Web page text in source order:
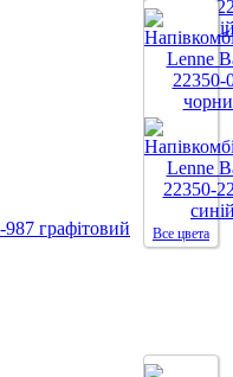
Все цвета
Все цвета
графітовий